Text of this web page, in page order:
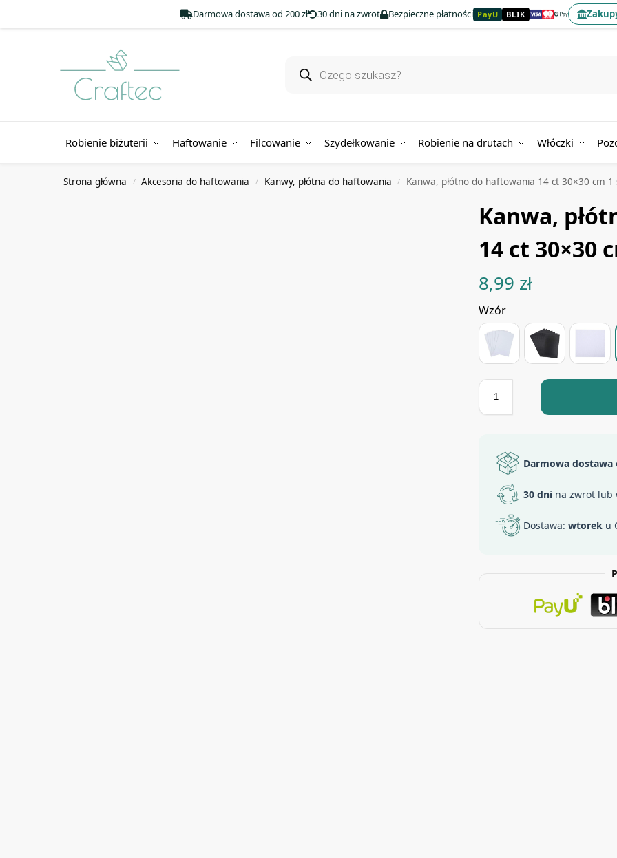
Darmowa dostawa od 200 zł 30 dni na zwrot Bezpieczne płatności PayU BLIK
Robienie biżuterii Haftowanie Filcowanie Szydełkowanie Robienie na drutach Włóczki
Strona główna / Akcesoria do haftowania / Kanwy, płótna do haftowania / Kanwa, płótno do haftowania 14 ct 30×30 cm 1
Kanwa,
14 ct 30×30
8,99 zł
Wzór
Darmowa dostawa
30 dni na zwrot lub
Dostawa:wtorek u